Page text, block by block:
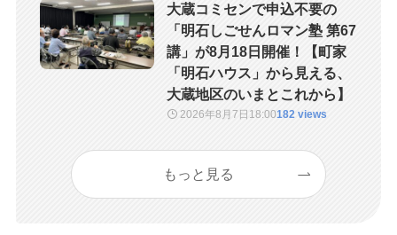
大蔵コミセンで申込不要の
「明石しごせんロマン塾 第67
講」が8月18日開催！【町家
「明石ハウス」から見える、
大蔵地区のいまとこれから】
2026年8月7日 18:00182 views
もっと見る